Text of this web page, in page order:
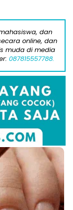
dan
online, dan
muda di media
087815557788.